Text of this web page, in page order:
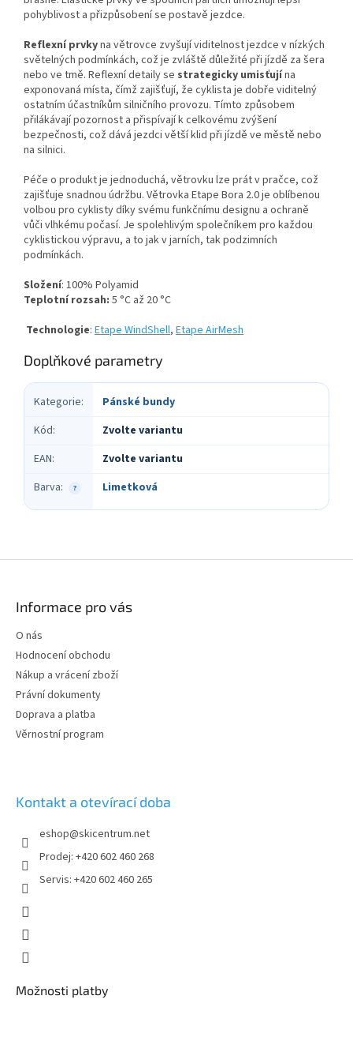
pohyblivost a přizpůsobení se postavě jezdce.
Reflexní prvkyna větrovce zvyšují viditelnost jezdce v nízkých
světelných podmínkách, což je zvláště důležité při jízdě za šera
nebo ve tmě. Reflexní detaily se strategicky umisťujína
exponovaná místa, čímž zajišťují, že cyklista je dobře viditelný
ostatním účastníkům silničního provozu. Tímto způsobem
přilákávají pozornost a přispívají k celkovému zvýšení
bezpečnosti, což dává jezdci větší klid při jízdě ve městě nebo
na silnici.
Péče o produkt je jednoduchá, větrovku lze prát v pračce, což
zajišťuje snadnou údržbu. Větrovka Etape Bora 2.0 je oblíbenou
volbou pro cyklisty díky svému funkčnímu designu a ochraně
vůči vlhkému počasí. Je spolehlivým společníkem pro každou
cyklistickou výpravu, a to jak v jarních, tak podzimních
podmínkách.
Složení: 100% Polyamid
Teplotní rozsah: 5 °C až 20 °C
Technologie: Etape WindShell, Etape AirMesh
Doplňkové parametry
Kategorie:
Pánské bundy
Kód:
Zvolte variantu
EAN: Zvolte variantu
?
Barva: Limetková
Informace pro vás
O nás
Hodnocení obchodu
Nákup a vrácení zboží
Právní dokumenty
Doprava a platba
Věrnostní program
Kontakt a otevírací doba
eshop@skicentrum.net
Prodej: +420 602 460 268
Servis: +420 602 460 265
Možnosti platby